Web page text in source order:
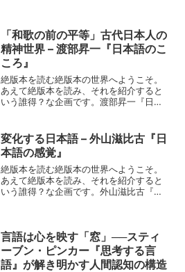
かけて英文学を...
「和歌の前の平等」古代日本人の
精神世界 – 渡部昇一『日本語のこ
ころ』
絶版本を読む絶版本の世界へようこそ。
あえて絶版本を読み、それを紹介すると
いう誰得？な企画です。渡部昇一『日本
ロ・サクソンにしろ、古代のゲルマン人
はキリスト教がくる前...
変化する日本語 – 外山滋比古『日
本語の感覚』
絶版本を読む絶版本の世界へようこそ。
あえて絶版本を読み、それを紹介すると
いう誰得？な企画です。外山滋比古『日
の差として特徴付け...
言語は心を映す「窓」──スティ
ーブン・ピンカー『思考する言
語』が解き明かす人間認知の構造